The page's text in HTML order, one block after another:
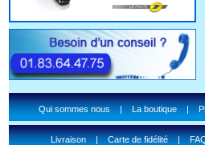
Qui sommes nous|La boutique|
Livraison|Carte de fidélité|